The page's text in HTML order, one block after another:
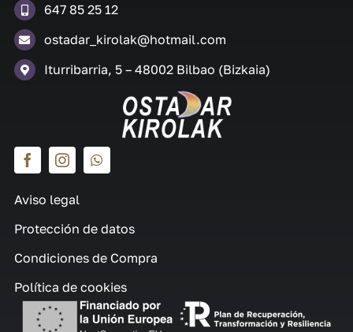
647 85 25 12
ostadar_kirolak@hotmail.com
Iturribarria, 5 – 48002 Bilbao (Bizkaia)
Aviso legal
Protección de datos
Condiciones de Compra
Política de cookies